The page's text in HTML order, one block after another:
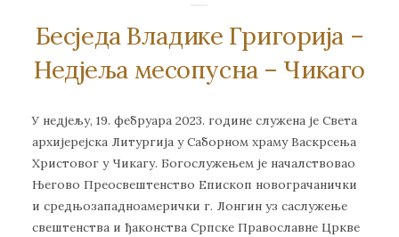
Бесједа Владике Григорија –
Недјеља месопусна – Чикаго
У недјељу, 19. фебруара 2023. године служена је Света
архијерејска Литургија у Саборном храму Васкрсења
Христовог у Чикагу. Богослужењем је началствовао
Његово Преосвештенство Епископ новограчанички
и средњозападноамерички г. Лонгин уз саслужење
свештенства и ђаконства Српске Православне Цркве